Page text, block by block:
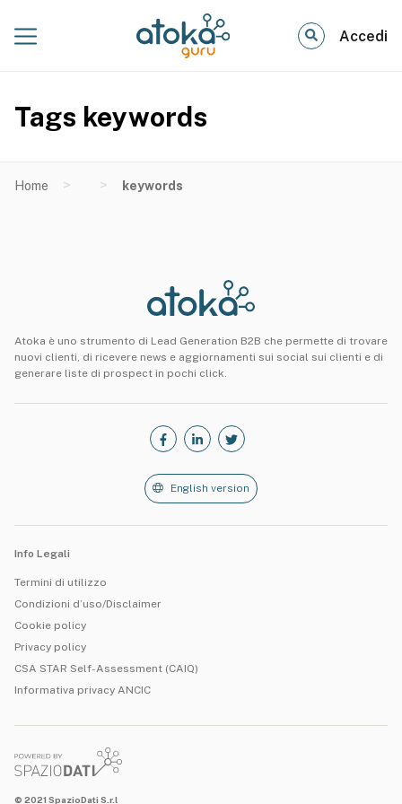
Accedi
Tags keywords
Home > > keywords
Atoka è uno strumento di Lead Generation B2B che permette di trovare
nuovi clienti, di ricevere news e aggiornamenti sui social sui clienti e di
generare liste di prospect in pochi click.
English version
Info Legali
Termini di utilizzo
Condizioni d’uso/Disclaimer
Cookie policy
Privacy policy
CSA STAR Self-Assessment (CAIQ)
Informativa privacy ANCIC
© 2021 SpazioDati S.r.l